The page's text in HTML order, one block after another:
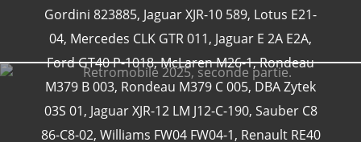
Gordini 823885, Jaguar XJR-10 589, Lotus E21-
04, Mercedes CLK GTR 011, Jaguar E 2A E2A,
Ford GT40 P-1018,McLaren M26-1,Rondeau
M379 B 003, Rondeau M379 C 005, DBA Zytek
03S 01, Jaguar XJR-12 LM J12-C-190, Sauber C8
86-C8-02, Williams FW04 FW04-1, Renault RE40